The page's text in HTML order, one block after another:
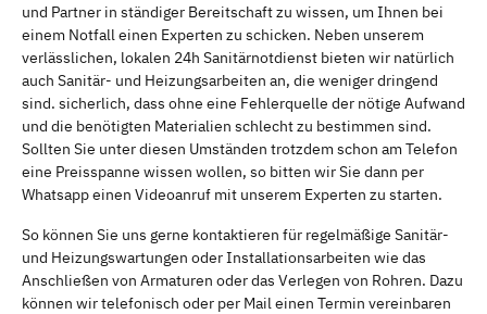
und Partner in ständiger Bereitschaft zu wissen, um Ihnen bei
einem Notfall einen Experten zu schicken. Neben unserem
verlässlichen, lokalen 24h Sanitärnotdienst bieten wir natürlich
auch Sanitär- und Heizungsarbeiten an, die weniger dringend
sind. sicherlich, dass ohne eine Fehlerquelle der nötige Aufwand
und die benötigten Materialien schlecht zu bestimmen sind.
Sollten Sie unter diesen Umständen trotzdem schon am Telefon
eine Preisspanne wissen wollen, so bitten wir Sie dann per
Whatsapp einen Videoanruf mit unserem Experten zu starten.
So können Sie uns gerne kontaktieren für regelmäßige Sanitär-
und Heizungswartungen oder Installationsarbeiten wie das
Anschließen von Armaturen oder das Verlegen von Rohren. Dazu
können wir telefonisch oder per Mail einen Termin vereinbaren